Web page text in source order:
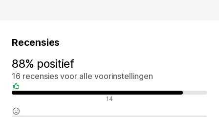
Recensies
88% positief
16 recensies voor alle voorinstellingen
Positieve recensies 14